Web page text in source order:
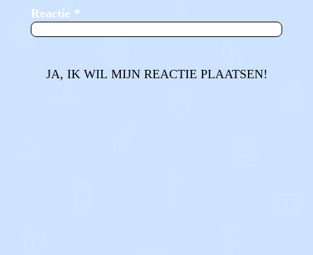
Reactie *
JA, IK WIL MIJN REACTIE PLAATSEN!